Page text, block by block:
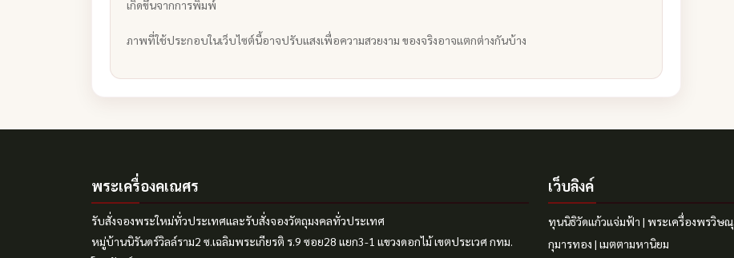
เกิดขึ้นจากการพิมพ์
ภาพที่ใช้ประกอบในเว็บไซต์นี้อาจปรับแสงเพื่อความสวยงาม ของจริงอาจแตกต่างกันบ้าง
พระเครื่องคเณศร
รับสั่งจองพระใหม่ทั่วประเทศและรับสั่งจองวัตถุมงคลทั่วประเทศ
หมู่บ้านนิรันดร์วิลล์ราม2 ซ.เฉลิมพระเกียรติ ร.9 ซอย28 แยก3-1 แขวงดอกไม้ เขตประเวศ กทม.
เว็บลิงค์
ทุนนิธิวัดแก้วแจ่มฟ้า | พระเครื่องพรวิษณุ
กุมารทอง | เมตตามหานิยม